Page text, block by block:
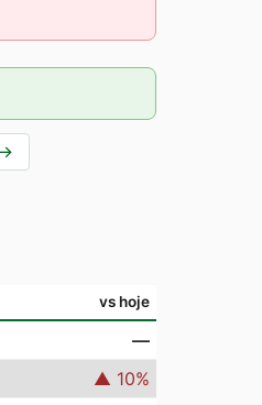
→
vs hoje
—
▲ 10%